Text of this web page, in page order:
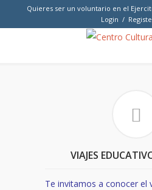
Quieres ser un voluntario en el
Login /
VIAJES
Te invitamos a conocer el